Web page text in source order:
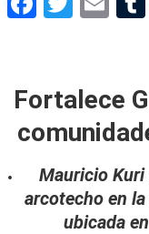
Fortalece
Mauricio
arcotecho en la
ubicada